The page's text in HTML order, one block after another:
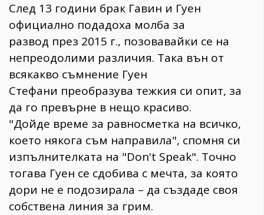
След 13 години брак Гавин и Гуен
официално подадоха молба за
развод през 2015 г., позовавайки се на
непреодолими различия. Така вън от
всякакво съмнение Гуен
Стефани преобразува тежкия си опит, за
да го превърне в нещо красиво.
"Дойде време за равносметка на всичко,
което някога съм направила", спомня си
изпълнителката на "Don't Speak". Точно
тогава Гуен се сдобива с мечта, за която
дори не е подозирала – да създаде своя
собствена линия за грим.